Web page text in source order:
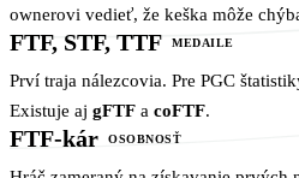
ownerovi vedieť, že keška môže
FTF, STF, TTF MEDAILE
Prví traja nálezcovia. Pre PGC
Existuje aj gFTF a coFTF.
FTF-kár OSOBNOSŤ